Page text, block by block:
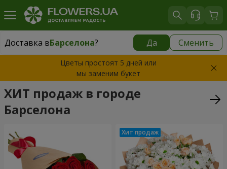
Доставка вБарселона? Да Сменить
Доставка вБарселона|
Цветы простоят 5 дней или
мы заменим букет
ХИТ продаж в городе
Барселона